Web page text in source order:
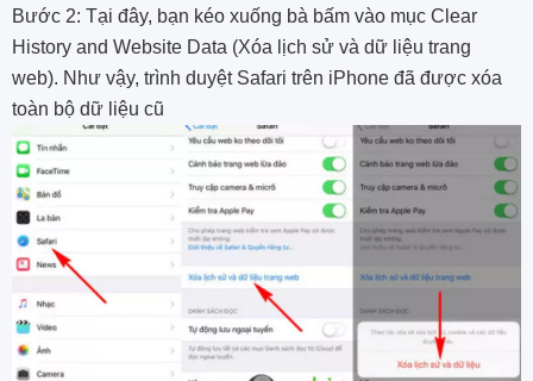
Bước 2: Tại đây, bạn kéo xuống bà bấm vào mục Clear
History and Website Data (Xóa lịch sử và dữ liệu trang
web). Như vậy, trình duyệt Safari trên iPhone đã được xóa
toàn bộ dữ liệu cũ